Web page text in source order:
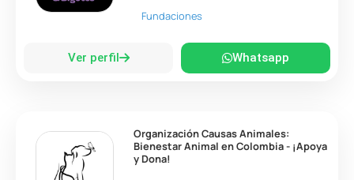
Fundaciones
Ver perfil Whatsapp
Organización Causas Animales:
Bienestar Animal en Colombia - ¡Apoya
y Dona!